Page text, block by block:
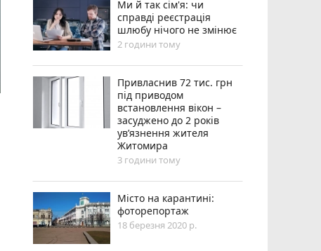
Ми й так сім'я: чи
справді реєстрація
шлюбу нічого не змінює
2 години тому
Привласнив 72 тис. грн
під приводом
встановлення вікон –
засуджено до 2 років
ув’язнення жителя
Житомира
3 години тому
Місто на карантині:
фоторепортаж
18 березня 2020 р.